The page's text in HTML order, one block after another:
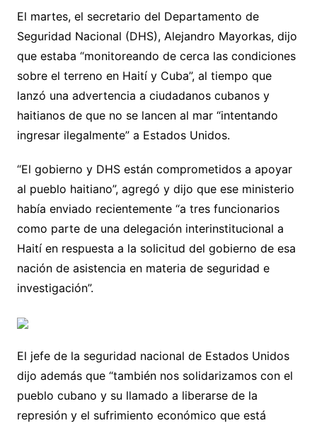
El martes, el secretario del Departamento de
Seguridad Nacional (DHS), Alejandro Mayorkas, dijo
que estaba “monitoreando de cerca las condiciones
sobre el terreno en Haití y Cuba”, al tiempo que
lanzó una advertencia a ciudadanos cubanos y
haitianos de que no se lancen al mar “intentando
ingresar ilegalmente” a Estados Unidos.
“El gobierno y DHS están comprometidos a apoyar
al pueblo haitiano”, agregó y dijo que ese ministerio
había enviado recientemente “a tres funcionarios
como parte de una delegación interinstitucional a
Haití en respuesta a la solicitud del gobierno de esa
nación de asistencia en materia de seguridad e
investigación”.
El jefe de la seguridad nacional de Estados Unidos
dijo además que “también nos solidarizamos con el
pueblo cubano y su llamado a liberarse de la
represión y el sufrimiento económico que está